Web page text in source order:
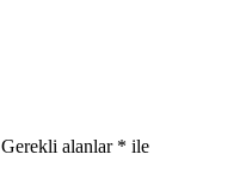
Gerekli alanlar * ile